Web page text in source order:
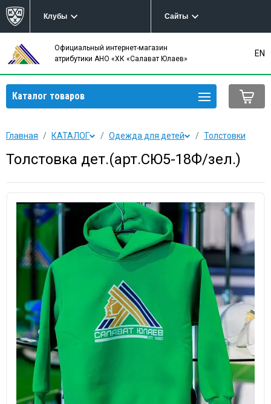
Клубы Сайты
Официальный интернет-магазин
атрибутики АНО «ХК «Салават Юлаев»
EN
Каталог товаров
Главная КАТАЛОГ Одежда для детей Толстовки
Толстовка дет.(арт.СЮ5-18Ф/зел.)